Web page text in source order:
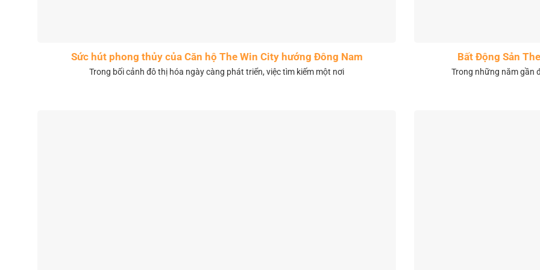
Sức hút phong thủy của Căn hộ The Win City hướng Đông Nam
Trong bối cảnh đô thị hóa ngày càng phát triển, việc tìm kiếm một nơi
Bất Động Sản
Trong những năm gần